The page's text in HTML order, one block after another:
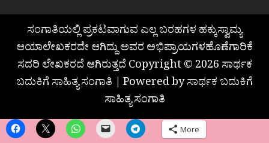
ಸಂಗಾತಿಯಲ್ಲಿ ಪ್ರಕಟವಾಗುವ ಎಲ್ಲ ಬರಹಗಳ ಹಕ್ಕುಸ್ವಾಮ್ಯ
ಆಯಾಲೇಖಕರದೇ ಆಗಿದ್ದು ಅವರ ಅಭಿಪ್ರಾಯಗಳಹೊಣೆಗಾರಿಕೆ
ಸದರಿ ಲೇಖಕರದೆ ಆಗಿರುತ್ತದೆ Copyright © 2026 ಸಾರ್ಥಕ
ಬದುಕಿಗೆ ಸಾಹಿತ್ಯ ಸಂಗಾತಿ | Powered by ಸಾರ್ಥಕ ಬದುಕಿಗೆ
ಸಾಹಿತ್ಯ ಸಂಗಾತಿ
More